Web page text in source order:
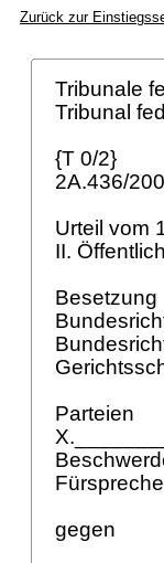
Zurück zur
Tribunale
Tribunal
{T 0/2}
2A.436/
Urteil vom
II.
Besetzung
Parteien
gegen